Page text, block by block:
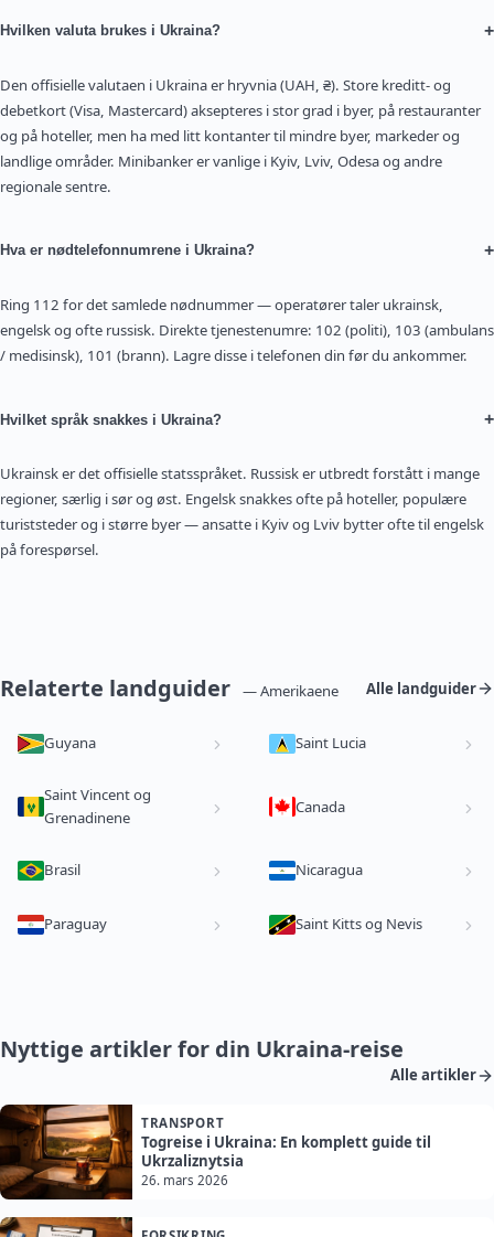
Hvilken valuta brukes i Ukraina? +
Den offisielle valutaen i Ukraina er hryvnia (UAH, ₴). Store kreditt- og
debetkort (Visa, Mastercard) aksepteres i stor grad i byer, på restauranter
og på hoteller, men ha med litt kontanter til mindre byer, markeder og
landlige områder. Minibanker er vanlige i Kyiv, Lviv, Odesa og andre
regionale sentre.
Hva er nødtelefonnumrene i Ukraina? +
Ring 112 for det samlede nødnummer — operatører taler ukrainsk,
engelsk og ofte russisk. Direkte tjenestenumre: 102 (politi), 103 (ambulans
/ medisinsk), 101 (brann). Lagre disse i telefonen din før du ankommer.
Hvilket språk snakkes i Ukraina? +
Ukrainsk er det offisielle statsspråket. Russisk er utbredt forstått i mange
regioner, særlig i sør og øst. Engelsk snakkes ofte på hoteller, populære
turiststeder og i større byer — ansatte i Kyiv og Lviv bytter ofte til engelsk
på forespørsel.
Relaterte landguider — Amerikaene Alle landguider
Guyana Saint Lucia
Saint Vincent og
Grenadinene
Canada
Brasil Nicaragua
Paraguay Saint Kitts og Nevis
Nyttige artikler for din Ukraina-reise
Alle artikler
TRANSPORT
Togreise i Ukraina: En komplett guide til
Ukrzaliznytsia
26. mars 2026